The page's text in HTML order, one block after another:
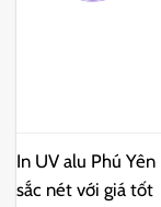
In UV alu Phú
sắc nét với giá tốt